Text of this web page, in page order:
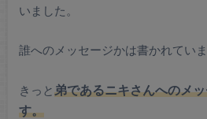
いました。
誰へのメッセージかは書かれていま
きっと弟であるニキさんへのメ
す。